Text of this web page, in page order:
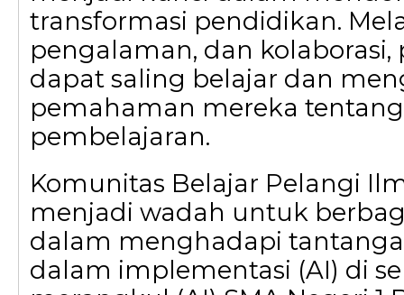
transformasi pendidikan.
pengalaman, dan kolaborasi,
dapat saling belajar dan
pemahaman mereka
pembelajaran.
Komunitas Belajar Pelangi
menjadi wadah untuk
dalam menghadapi
dalam implementasi (AI) di